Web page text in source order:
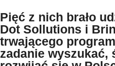
Pięć z nich brało
Dot Sollutions i
trwającego
zadanie wyszukać,